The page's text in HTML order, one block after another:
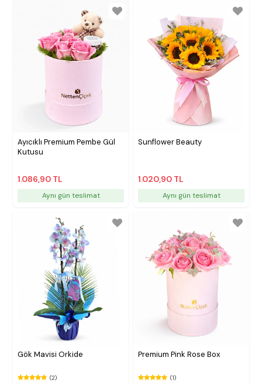
Ayıcıklı Premium Pembe Gül
Kutusu
1.086,90 TL
Aynı gün teslimat
Sunflower Beauty
1.020,90 TL
Aynı gün teslimat
Gök Mavisi Orkide
(2)
Premium Pink Rose Box
(1)